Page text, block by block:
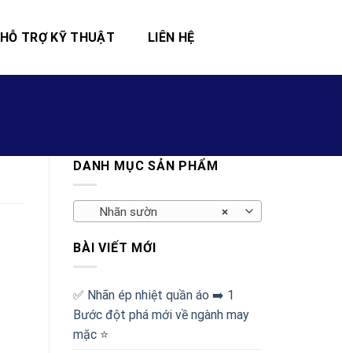
HỖ TRỢ KỸ THUẬT LIÊN HỆ
DANH MỤC SẢN PHẨM
×
Nhãn sườn
BÀI VIẾT MỚI
✅‪ Nhãn ép nhiệt quần áo ➡️ 1
Bước đột phá mới về ngành may
mặc ⭐️